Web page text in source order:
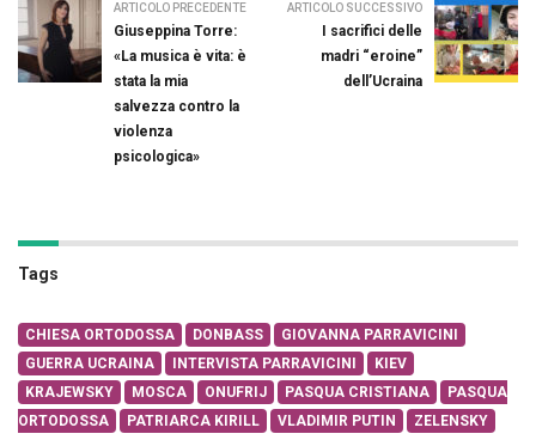
ARTICOLO PRECEDENTE
Giuseppina Torre:
«La musica è vita: è
stata la mia
salvezza contro la
violenza
psicologica»
ARTICOLO SUCCESSIVO
I sacrifici delle
madri “eroine”
dell’Ucraina
Tags
CHIESA ORTODOSSA DONBASS
GIOVANNA PARRAVICINI
GUERRA UCRAINA
INTERVISTA PARRAVICINI
KIEV
KRAJEWSKY
MOSCA ONUFRIJ PASQUA CRISTIANA
PASQUA
ORTODOSSA
PATRIARCA KIRILL VLADIMIR PUTIN ZELENSKY